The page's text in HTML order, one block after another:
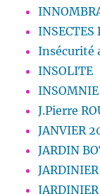
INSECTES
Insécurité
INSOLITE
INSOMNIE
J.Pierre
JANVIER
JARDIN